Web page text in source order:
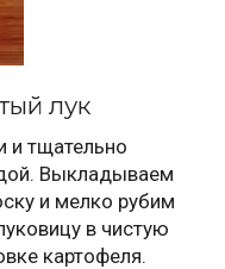
лук
и тщательно
Выкладываем
и мелко рубим
в чистую
картофеля.